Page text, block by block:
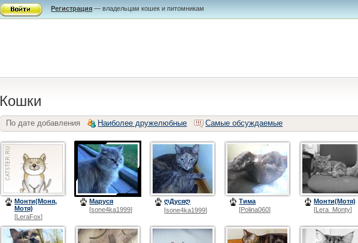
Регистрация — владельцам кошек и питомникам
Кошки
По дате добавления Наиболее дружелюбные Самые обсуждаемые
Монти(Моня,
Мотя)
[LeraFox]
Маруся
[sone4ka1999]
ღДусяღ
[sone4ka1999]
Тима
[Polina060]
Монти(Мотя)
[Lera_Monty]